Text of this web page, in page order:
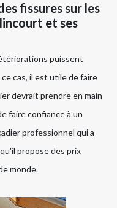
fissures sur les
et ses
puissent
cas, il est utile de faire
devrait prendre en main
faire confiance à un
professionnel qui a
propose des prix
monde.